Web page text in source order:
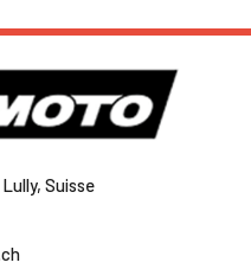
Lully, Suisse